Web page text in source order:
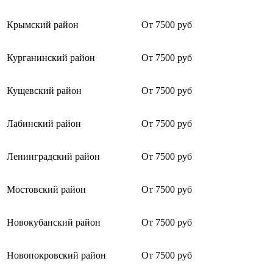
Крымский район От 7500 руб
Курганинский район От 7500 руб
Кущевский район От 7500 руб
Лабинский район От 7500 руб
Ленинградский район От 7500 руб
Мостовский район От 7500 руб
Новокубанский район От 7500 руб
Новопокровский район От 7500 руб